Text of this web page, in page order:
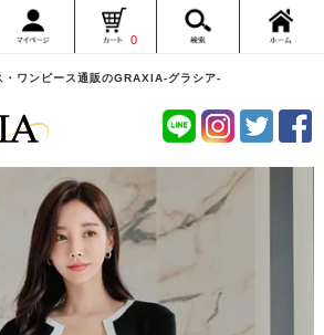
・ワンピース通販のGRAXIA-グラシア-
0